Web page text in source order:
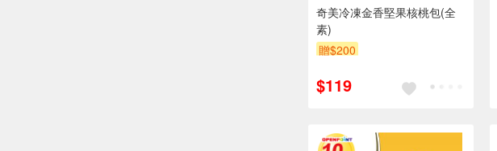
奇美冷凍金香堅果核桃包(全
素)
贈$200
$119